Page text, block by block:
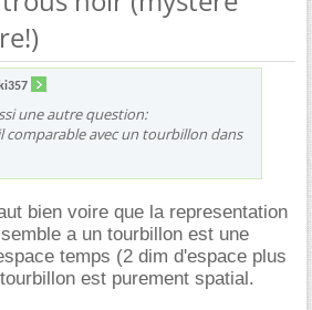
une autre question:
comparable avec un tourbillon dans
bien voire que la representation
a un tourbillon est une
temps (2 dim d'espace plus
est purement spatial.